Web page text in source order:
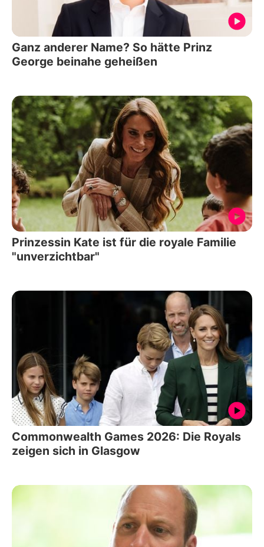
Ganz anderer Name? So hätte Prinz
George beinahe geheißen
Prinzessin Kate ist für die royale Familie
"unverzichtbar"
Commonwealth Games 2026: Die Royals
zeigen sich in Glasgow